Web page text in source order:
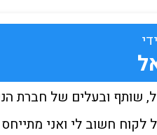
ובעלים של חברת
לקוח חשוב לי ואני